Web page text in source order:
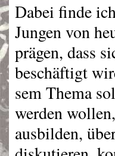
Dabei finde
Jungen von
prägen, dass
beschäftigt
sem Thema
werden
ausbilden,